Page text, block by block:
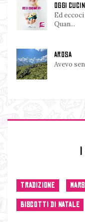
OGGI
Ed
Quan...
AROSA
Avevo
I
TRADIZIONE
BISCOTTI DI NATALE